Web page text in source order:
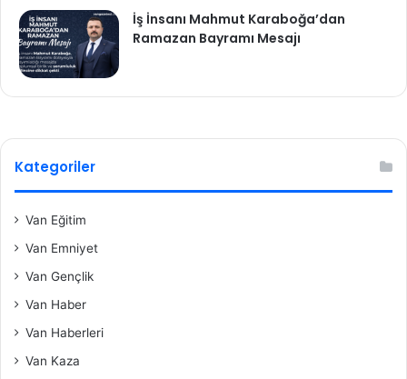
İş İnsanı Mahmut Karaboğa’dan
Ramazan Bayramı Mesajı
Kategoriler
Van Eğitim
Van Emniyet
Van Gençlik
Van Haber
Van Haberleri
Van Kaza